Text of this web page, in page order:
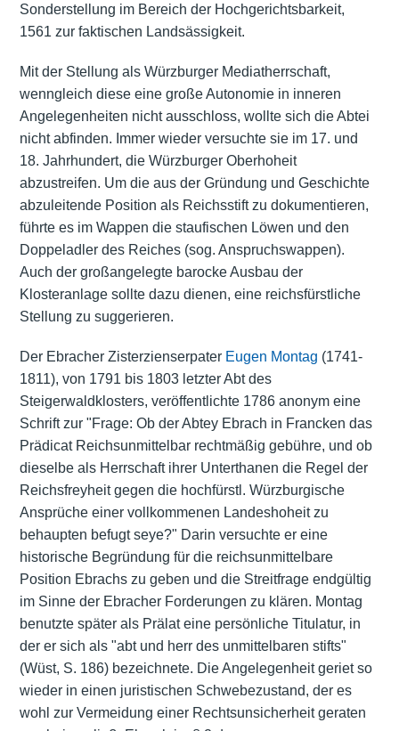
Sonderstellung im Bereich der Hochgerichtsbarkeit,
1561 zur faktischen Landsässigkeit.
Mit der Stellung als Würzburger Mediatherrschaft,
wenngleich diese eine große Autonomie in inneren
Angelegenheiten nicht ausschloss, wollte sich die Abtei
nicht abfinden. Immer wieder versuchte sie im 17. und
18. Jahrhundert, die Würzburger Oberhoheit
abzustreifen. Um die aus der Gründung und Geschichte
abzuleitende Position als Reichsstift zu dokumentieren,
führte es im Wappen die staufischen Löwen und den
Doppeladler des Reiches (sog. Anspruchswappen).
Auch der großangelegte barocke Ausbau der
Klosteranlage sollte dazu dienen, eine reichsfürstliche
Stellung zu suggerieren.
Der Ebracher Zisterzienserpater Eugen Montag (1741-
1811), von 1791 bis 1803 letzter Abt des
Steigerwaldklosters, veröffentlichte 1786 anonym eine
Schrift zur "Frage: Ob der Abtey Ebrach in Francken das
Prädicat Reichsunmittelbar rechtmäßig gebühre, und ob
dieselbe als Herrschaft ihrer Unterthanen die Regel der
Reichsfreyheit gegen die hochfürstl. Würzburgische
Ansprüche einer vollkommenen Landeshoheit zu
behaupten befugt seye?" Darin versuchte er eine
historische Begründung für die reichsunmittelbare
Position Ebrachs zu geben und die Streitfrage endgültig
im Sinne der Ebracher Forderungen zu klären. Montag
benutzte später als Prälat eine persönliche Titulatur, in
der er sich als "abt und herr des unmittelbaren stifts"
(Wüst, S. 186) bezeichnete. Die Angelegenheit geriet so
wieder in einen juristischen Schwebezustand, der es
wohl zur Vermeidung einer Rechtsunsicherheit geraten